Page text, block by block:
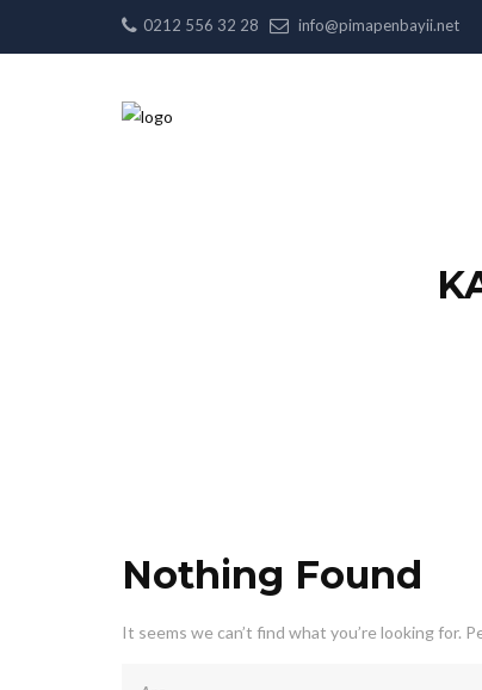
0212 556 32 28 info@pimapenbayii.net
Nothing Found
It seems we can’t find what you’re looking for.